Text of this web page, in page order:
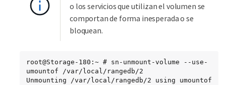
o los servicios que utilizan el volumen se
comportan de forma inesperada o se
bloquean.
root@Storage-180:~ # sn-unmount-volume --use-
umountof /var/local/rangedb/2
Unmounting /var/local/rangedb/2 using umountof